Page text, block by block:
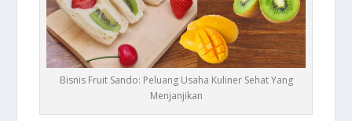
Bisnis Fruit Sando: Peluang Usaha Kuliner Sehat Yang
Menjanjikan